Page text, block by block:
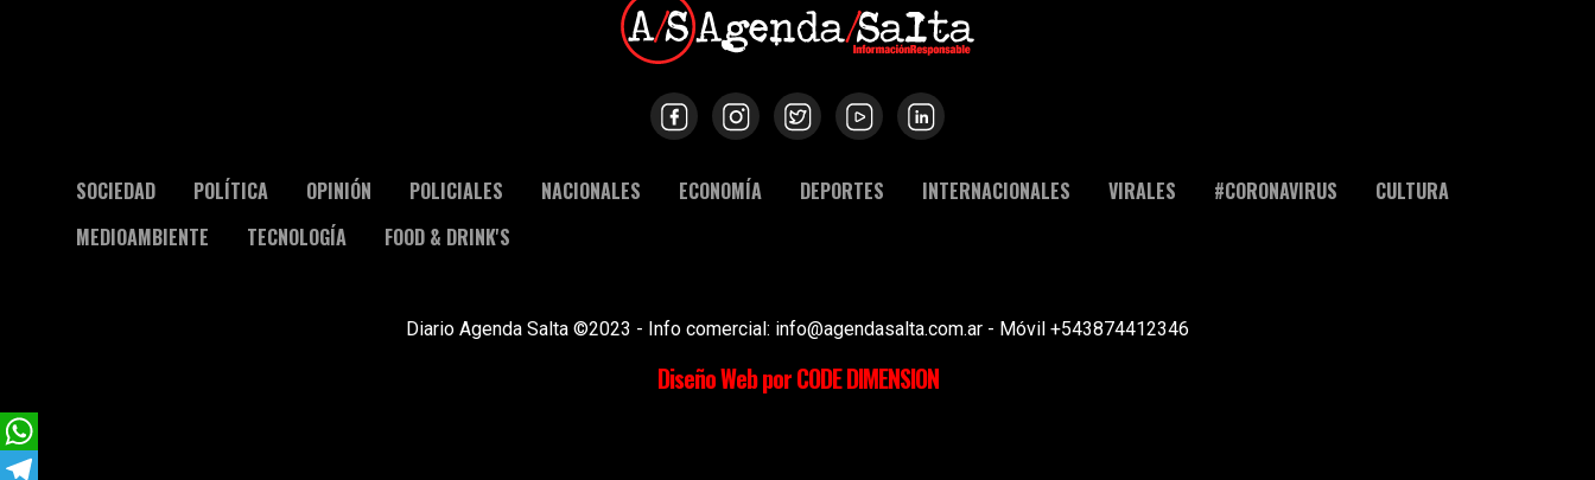
SOCIEDAD POLÍTICA OPINIÓN POLICIALES NACIONALES ECONOMÍA DEPORTES INTERNACIONALES VIRALES #CORONAVIRUS
CULTURA
MEDIOAMBIENTE
TECNOLOGÍA FOOD & DRINK'S
Diario Agenda Salta ©2023 - Info comercial: info@agendasalta.com.ar - Móvil +543874412346
Diseño Web por CODE DIMENSION
WhatsApp